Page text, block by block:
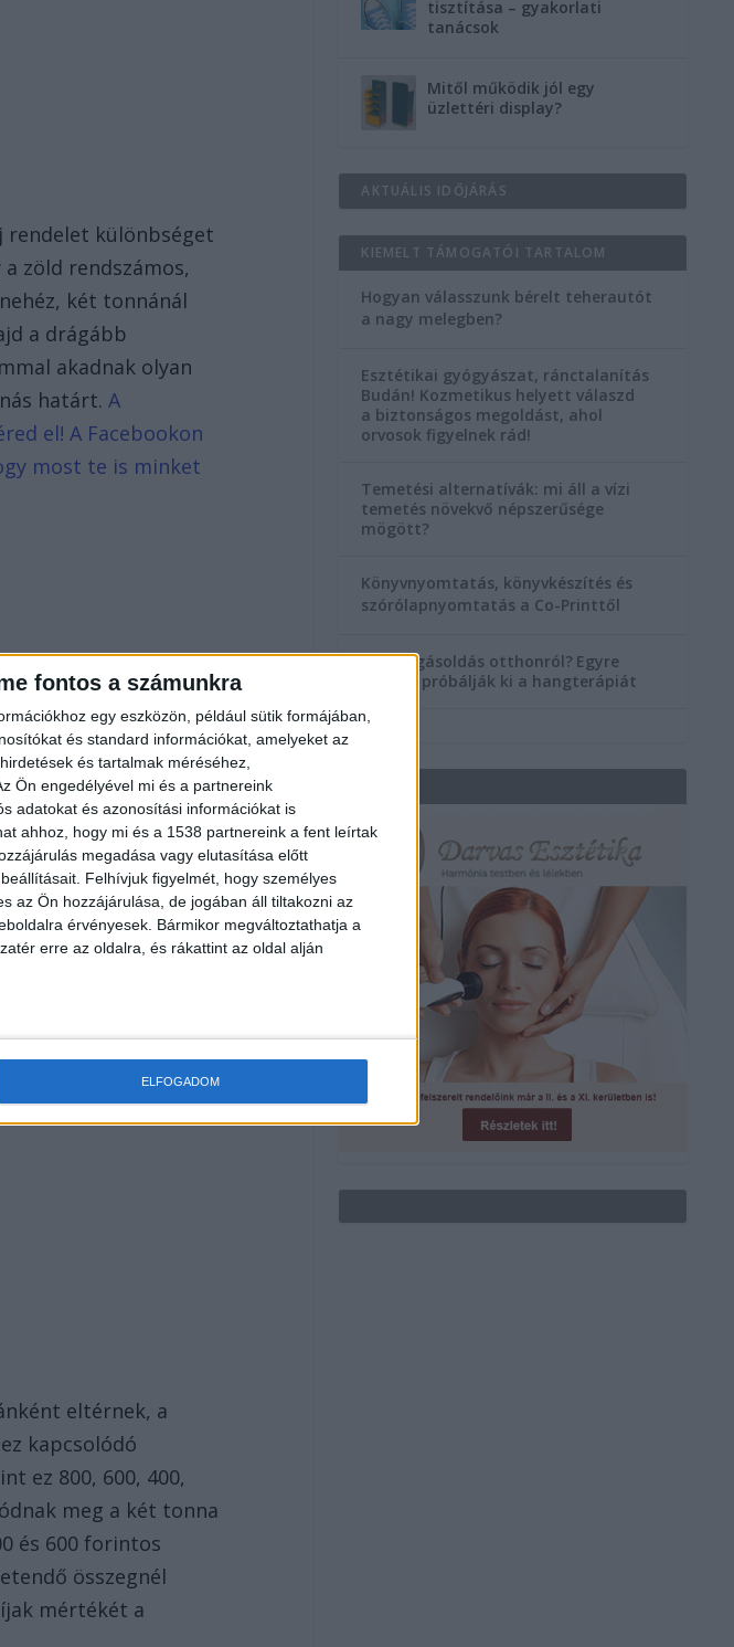
fontos a számunkra
egy eszközön, például sütik formájában,
és standard információkat, amelyeket az
és tartalmak méréséhez,
Ön engedélyével mi és a partnereink
adatokat és azonosítási információkat is
ahhoz, hogy mi és a 1538 partnereink a fent leírtak
megadása vagy elutasítása előtt
Felhívjuk figyelmét, hogy személyes
az Ön hozzájárulása, de jogában áll tiltakozni az
érvényesek. Bármikor megváltoztathatja a
erre az oldalra, és rákattint az oldal alján
ELFOGADOM
rendelet különbséget
zöld rendszámos,
két tonnánál
a drágább
akadnak olyan
határt.A
el! A Facebookon
most te is minket
vagyis 2 ezer
parkolóhelyen,
kell majd
eltérnek, a
kapcsolódó
ez 800, 600, 400,
meg a két tonna
és 600 forintos
összegnél
mértékét a
tisztítása – gyakorlati
tanácsok
Mitől működik jól egy
üzlettéri display?
AKTUÁLIS IDŐJÁRÁS
KIEMELT TÁMOGATÓI TARTALOM
Hogyan válasszunk bérelt teherautót
a nagy melegben?
Esztétikai gyógyászat, ránctalanítás
Budán! Kozmetikus helyett válaszd
a biztonságos megoldást, ahol
orvosok figyelnek rád!
Temetési alternatívák: mi áll a vízi
temetés növekvő népszerűsége
mögött?
Könyvnyomtatás, könyvkészítés és
szórólapnyomtatás a Co-Printtől
Szorongásoldás otthonról? Egyre
többen próbálják ki a hangterápiát